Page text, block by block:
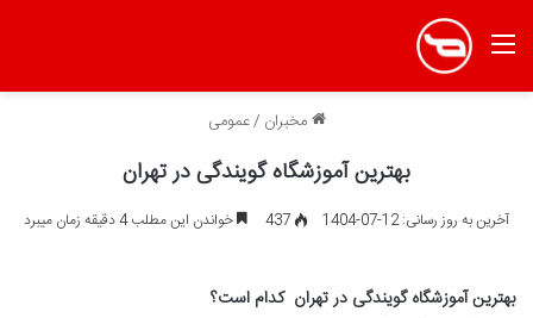
منو
مخبران /عمومی
بهترین آموزشگاه گویندگی در تهران
آخرین به روز رسانی: 12-07-1404 437 خواندن این مطلب 4 دقیقه زمان میبرد
بهترین آموزشگاه گویندگی در تهران کدام است؟